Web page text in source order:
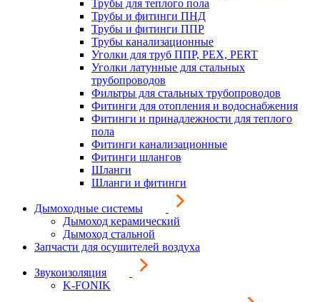
Трубы для теплого пола
Трубы и фитинги ПНД
Трубы и фитинги ППР
Трубы канализационные
Уголки для труб ППР, PEX, PERT
Уголки латунные для стальных
трубопроводов
Фильтры для стальных трубопроводов
Фитинги для отопления и водоснабжения
Фитинги и принадлежности для теплого
пола
Фитинги канализационные
Фитинги шлангов
Шланги
Шланги и фитинги
Дымоходные системы
Дымоход керамический
Дымоход стальной
Запчасти для осушителей воздуха
Звукоизоляция
K-FONIK